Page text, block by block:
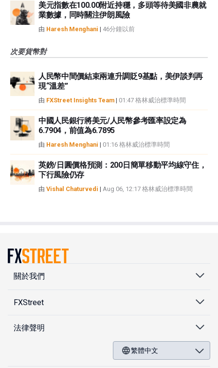
美元指數在100.00附近持穩，多頭等待美國非農就
業數據，同時關注伊朗風險
由 Haresh Menghani | 46分鐘以前
次要貨幣對
人民幣中間價結束兩連升調貶9基點，美伊談判再
現“溫差”
由 FXStreet Insights Team | 01:47 格林威治標準時間
中國人民銀行將美元/人民幣參考匯率設定為
6.7904，前值為6.7895
由 Haresh Menghani | 01:16 格林威治標準時間
英鎊/日圓價格預測：200日簡單移動平均線守住，
下行風險仍存
由 Vishal Chaturvedi | Aug 06, 12:17 格林威治標準時間
關於我們
FXStreet
法律聲明
繁體中文